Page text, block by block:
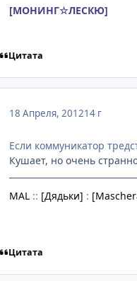
[МОНИНГ☆ЛЕСКЮ]
Цитата
18 Апреля, 201214 г
Если коммуникатор
Кушает, но очень
MAL :: [Дядьки] :
Цитата